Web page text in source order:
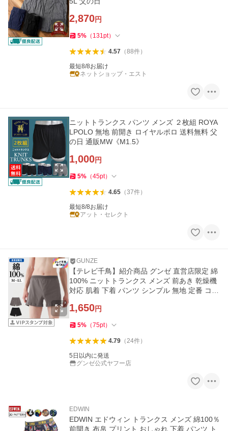
2,870円
5% （ 131pt）
4.57（88件）
最短8/8お届け
ネットショップ・エスト
ニットトランクス パンツ メンズ ２枚組 ROYA
LPOLO 無地 前開き ロイヤルポロ 送料無料 父
の日 通販MW《M1.5》
1,000円
5% （45pt）
4.65（37件）
最短8/8お届け
アット・セレクト
GUNZE
【テレビ千鳥】紹介商品 グンゼ 直営店限定 綿
100% ニットトランクス メンズ 前あき 乾燥機
対応 肌着 下着 パンツ シンプル 無地 定番 コッ
1,650円
5% （75pt）
4.79（24件）
5日以内に発送
グンゼ公式ヤフー店
EDWIN
EDWIN エドウィン トランクス メンズ 綿100％
前開き 布帛 プリント おしゃれ 下着 パンツ ト